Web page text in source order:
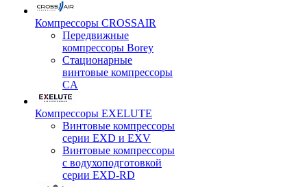
Компрессоры CROSSAIR
Передвижные
компрессоры Borey
Стационарные
винтовые компрессоры
CA
Компрессоры EXELUTE
Винтовые компрессоры
серии EXD и EXV
Винтовые компрессоры
с водухоподготовкой
серии EXD-RD